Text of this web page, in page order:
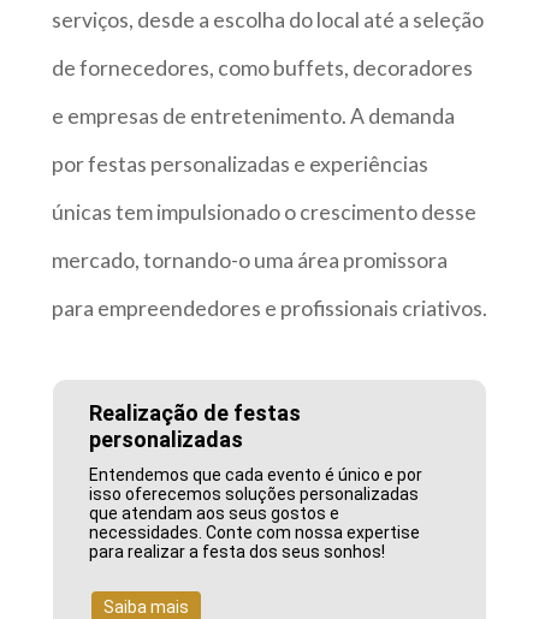
serviços, desde a escolha do local até a seleção
de fornecedores, como buffets, decoradores
e empresas de entretenimento. A demanda
por festas personalizadas e experiências
únicas tem impulsionado o crescimento desse
mercado, tornando-o uma área promissora
para empreendedores e profissionais criativos.
Realização de festas
personalizadas
Entendemos que cada evento é único e por
isso oferecemos soluções personalizadas
que atendam aos seus gostos e
necessidades. Conte com nossa expertise
para realizar a festa dos seus sonhos!
Saiba mais